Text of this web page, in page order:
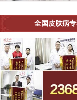
全国皮肤病